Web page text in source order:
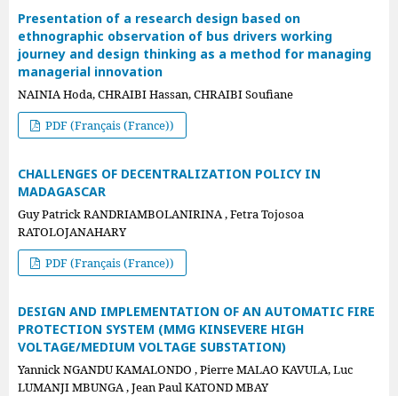
Presentation of a research design based on
ethnographic observation of bus drivers working
journey and design thinking as a method for managing
managerial innovation
NAINIA Hoda, CHRAIBI Hassan, CHRAIBI Soufiane
PDF (Français (France))
CHALLENGES OF DECENTRALIZATION POLICY IN
MADAGASCAR
Guy Patrick RANDRIAMBOLANIRINA , Fetra Tojosoa
RATOLOJANAHARY
PDF (Français (France))
DESIGN AND IMPLEMENTATION OF AN AUTOMATIC FIRE
PROTECTION SYSTEM (MMG KINSEVERE HIGH
VOLTAGE/MEDIUM VOLTAGE SUBSTATION)
Yannick NGANDU KAMALONDO , Pierre MALAO KAVULA, Luc
LUMANJI MBUNGA , Jean Paul KATOND MBAY